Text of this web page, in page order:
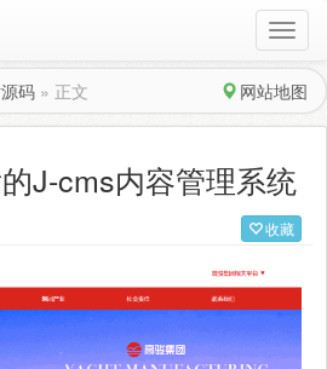
码 » 正文 网站地图
J-cms内容管理系统
收藏